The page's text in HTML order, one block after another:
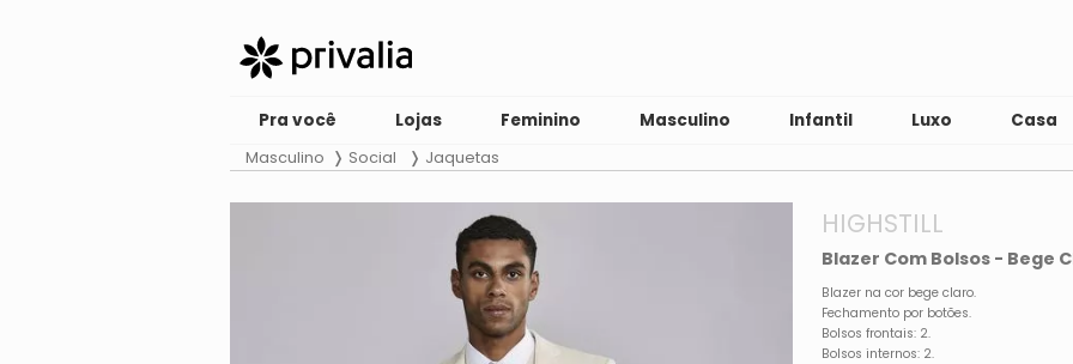
Pra você Lojas Feminino Masculino Infantil Luxo Casa
Masculino Social Jaquetas
HIGHSTILL
Blazer Com Bolsos - Bege
Blazer na cor bege claro.
Fechamento por botões.
Bolsos frontais: 2.
Bolsos internos: 2.